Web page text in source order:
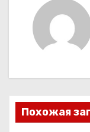
п
Похожая